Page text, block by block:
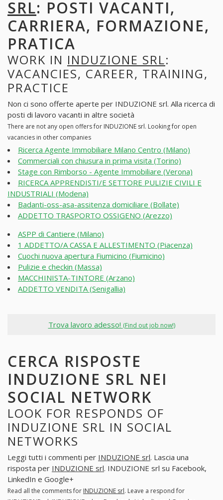
SRL: POSTI VACANTI,
CARRIERA, FORMAZIONE,
PRATICA
WORK IN INDUZIONE SRL:
VACANCIES, CAREER, TRAINING,
PRACTICE
Non ci sono offerte aperte per INDUZIONE srl. Alla ricerca di
posti di lavoro vacanti in altre società
There are not any open offers for INDUZIONE srl. Looking for open
vacancies in other companies
Ricerca Agente Immobiliare Milano Centro (Milano)
Commerciali con chiusura in prima visita (Torino)
Stage con Rimborso - Agente Immobiliare (Verona)
RICERCA APPRENDISTI/E SETTORE PULIZIE CIVILI E
INDUSTRIALI (Modena)
Badanti-oss-asa-assitenza domiciliare (Bollate)
ADDETTO TRASPORTO OSSIGENO (Arezzo)
ASPP di Cantiere (Milano)
1 ADDETTO/A CASSA E ALLESTIMENTO (Piacenza)
Cuochi nuova apertura Fiumicino (Fiumicino)
Pulizie e checkin (Massa)
MACCHINISTA-TINTORE (Arzano)
ADDETTO VENDITA (Senigallia)
Trova lavoro adesso! (Find out job now!)
CERCA RISPOSTE
INDUZIONE SRL NEI
SOCIAL NETWORK
LOOK FOR RESPONDS OF
INDUZIONE SRL IN SOCIAL
NETWORKS
Leggi tutti i commenti per INDUZIONE srl. Lascia una
risposta per INDUZIONE srl. INDUZIONE srl su Facebook,
LinkedIn e Google+
Read all the comments for INDUZIONE srl. Leave a respond for